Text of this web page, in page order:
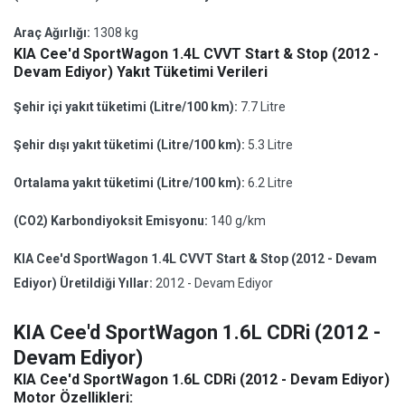
Araç Ağırlığı: 1308 kg
KIA Cee'd SportWagon 1.4L CVVT Start & Stop (2012 -
Devam Ediyor) Yakıt Tüketimi Verileri
Şehir içi yakıt tüketimi (Litre/100 km): 7.7 Litre
Şehir dışı yakıt tüketimi (Litre/100 km): 5.3 Litre
Ortalama yakıt tüketimi (Litre/100 km): 6.2 Litre
(CO2) Karbondiyoksit Emisyonu: 140 g/km
KIA Cee'd SportWagon 1.4L CVVT Start & Stop (2012 - Devam
Ediyor) Üretildiği Yıllar: 2012 - Devam Ediyor
KIA Cee'd SportWagon 1.6L CDRi (2012 -
Devam Ediyor)
KIA Cee'd SportWagon 1.6L CDRi (2012 - Devam Ediyor)
Motor Özellikleri: